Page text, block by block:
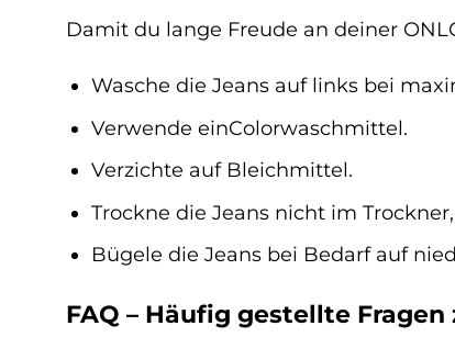
Damit du lange Freude an deiner
Wasche die Jeans auf links bei
Verwende einColorwaschmittel.
Verzichte auf Bleichmittel.
Trockne die Jeans nicht im
Bügele die Jeans bei Bedarf auf
FAQ – Häufig gestellte Fragen